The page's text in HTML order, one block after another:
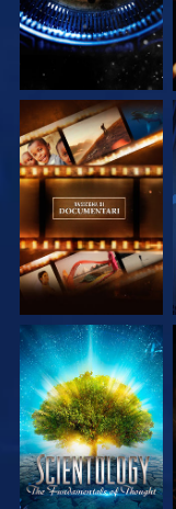
ESPLORA LE
SERIE
ESPLORA LE
SERIE